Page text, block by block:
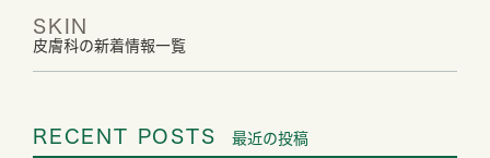
SKIN
皮膚科の新着情報一覧
RECENT POSTS 最近の投稿